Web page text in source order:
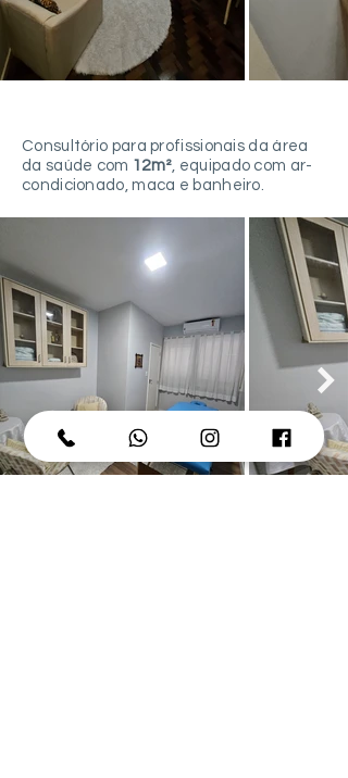
Consultório para profissionais da área
da saúde com 12m², equipado com ar-
condicionado, maca e banheiro.